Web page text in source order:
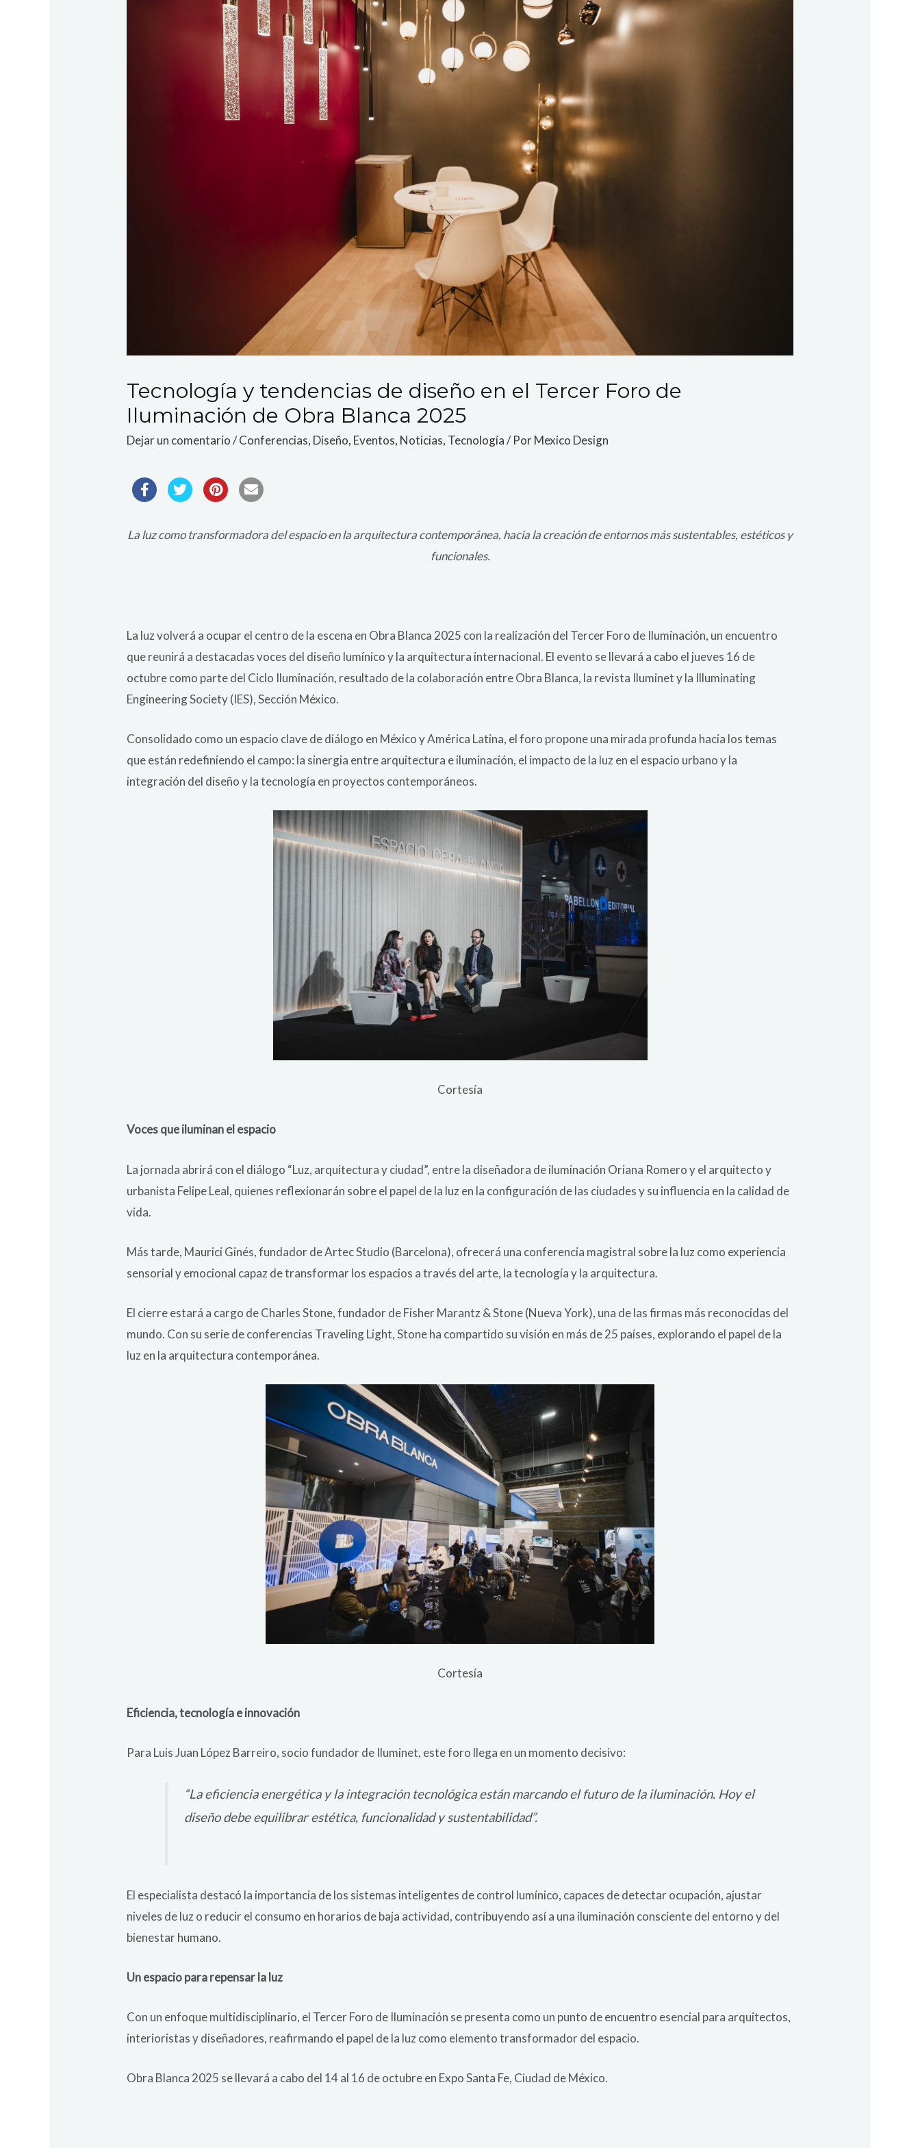
Tecnología y tendencias de diseño en el Tercer Foro de
Iluminación de Obra Blanca 2025
Dejar un comentario /Conferencias, Diseño, Eventos, Noticias, Tecnología/ PorMexico Design
La luz como transformadora del espacio en la arquitectura contemporánea, hacia la creación de entornos más sustentables, estéticos y
funcionales.
La luz volverá a ocupar el centro de la escena en Obra Blanca 2025 con la realización del Tercer Foro de Iluminación, un encuentro
que reunirá a destacadas voces del diseño lumínico y la arquitectura internacional. El evento se llevará a cabo el jueves 16 de
octubre como parte del Ciclo Iluminación, resultado de la colaboración entre Obra Blanca, la revista Iluminet y la Illuminating
Engineering Society (IES), Sección México.
Consolidado como un espacio clave de diálogo en México y América Latina, el foro propone una mirada profunda hacia los temas
que están redefiniendo el campo: la sinergia entre arquitectura e iluminación, el impacto de la luz en el espacio urbano y la
integración del diseño y la tecnología en proyectos contemporáneos.
Cortesía
Voces que iluminan el espacio
La jornada abrirá con el diálogo “Luz, arquitectura y ciudad”, entre la diseñadora de iluminación Oriana Romero y el arquitecto y
urbanista Felipe Leal, quienes reflexionarán sobre el papel de la luz en la configuración de las ciudades y su influencia en la calidad de
vida.
Más tarde, Maurici Ginés, fundador de Artec Studio (Barcelona), ofrecerá una conferencia magistral sobre la luz como experiencia
sensorial y emocional capaz de transformar los espacios a través del arte, la tecnología y la arquitectura.
El cierre estará a cargo de Charles Stone, fundador de Fisher Marantz & Stone (Nueva York), una de las firmas más reconocidas del
mundo. Con su serie de conferencias Traveling Light, Stone ha compartido su visión en más de 25 países, explorando el papel de la
luz en la arquitectura contemporánea.
Cortesía
Eficiencia, tecnología e innovación
Para Luis Juan López Barreiro, socio fundador de Iluminet, este foro llega en un momento decisivo:
“La eficiencia energética y la integración tecnológica están marcando el futuro de la iluminación. Hoy el
diseño debe equilibrar estética, funcionalidad y sustentabilidad”.
El especialista destacó la importancia de los sistemas inteligentes de control lumínico, capaces de detectar ocupación, ajustar
niveles de luz o reducir el consumo en horarios de baja actividad, contribuyendo así a una iluminación consciente del entorno y del
bienestar humano.
Un espacio para repensar la luz
Con un enfoque multidisciplinario, el Tercer Foro de Iluminación se presenta como un punto de encuentro esencial para arquitectos,
interioristas y diseñadores, reafirmando el papel de la luz como elemento transformador del espacio.
Obra Blanca 2025 se llevará a cabo del 14 al 16 de octubre en Expo Santa Fe, Ciudad de México.